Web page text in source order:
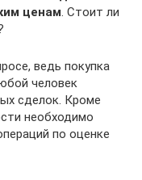
ценам. Стоит ли
ведь покупка
человек
сделок. Кроме
необходимо
по оценке